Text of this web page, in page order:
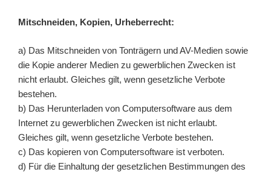
Mitschneiden, Kopien, Urheberrecht:
a) Das Mitschneiden von Tonträgern und AV-Medien sowie
die Kopie anderer Medien zu gewerblichen Zwecken ist
nicht erlaubt. Gleiches gilt, wenn gesetzliche Verbote
bestehen.
b) Das Herunterladen von Computersoftware aus dem
Internet zu gewerblichen Zwecken ist nicht erlaubt.
Gleiches gilt, wenn gesetzliche Verbote bestehen.
c) Das kopieren von Computersoftware ist verboten.
d) Für die Einhaltung der gesetzlichen Bestimmungen des